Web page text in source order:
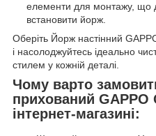
елементи для монтажу, що
встановити йорж.
Оберіть Йорж настінний
і насолоджуйтесь ідеально
стилем у кожній деталі.
Чому варто
прихований
інтернет-магазині: